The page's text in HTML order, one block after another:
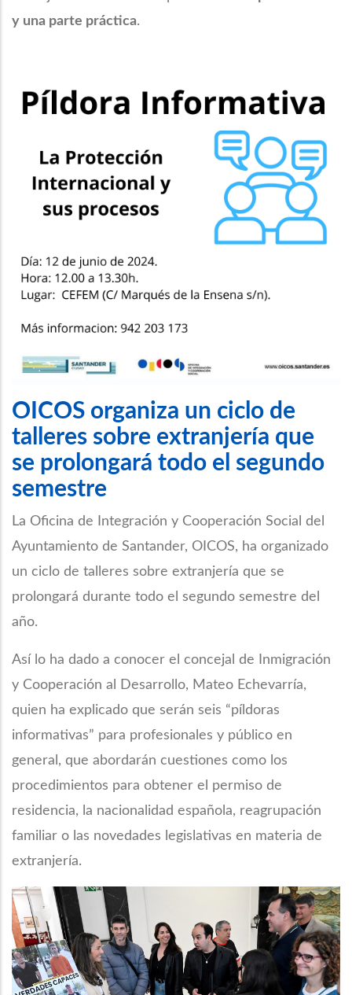
y una parte práctica.
OICOS organiza un ciclo de
talleres sobre extranjería que
se prolongará todo el segundo
semestre
La Oficina de Integración y Cooperación Social del
Ayuntamiento de Santander, OICOS, ha organizado
un ciclo de talleres sobre extranjería que se
prolongará durante todo el segundo semestre del
año.
Así lo ha dado a conocer el concejal de Inmigración
y Cooperación al Desarrollo, Mateo Echevarría,
quien ha explicado que serán seis “píldoras
informativas” para profesionales y público en
general, que abordarán cuestiones como los
procedimientos para obtener el permiso de
residencia, la nacionalidad española, reagrupación
familiar o las novedades legislativas en materia de
extranjería.